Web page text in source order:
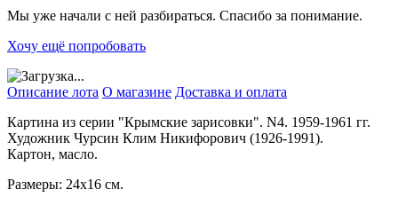
Мы уже начали с ней разбираться. Спасибо за понимание.
Хочу ещё попробовать
Описание лота О магазине Доставка и оплата
Картина из серии "Крымские зарисовки". N4. 1959-1961 гг.
Художник Чурсин Клим Никифорович (1926-1991).
Картон, масло.
Размеры: 24x16 см.